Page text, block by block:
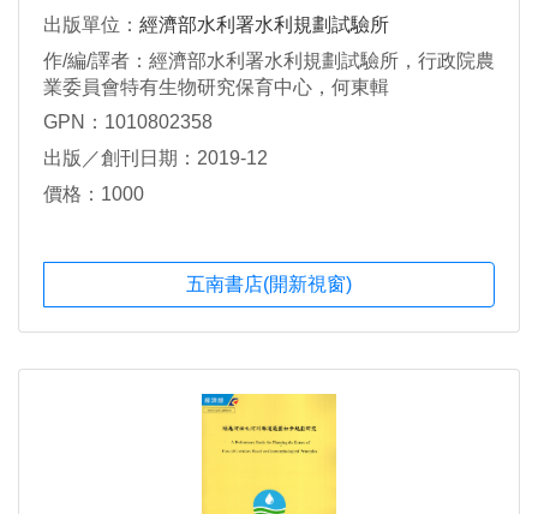
出版單位： 經濟部水利署水利規劃試驗所
作/編/譯者：經濟部水利署水利規劃試驗所，行政院農
業委員會特有生物研究保育中心，何東輯
GPN：1010802358
出版／創刊日期：2019-12
價格：1000
五南書店(開新視窗)